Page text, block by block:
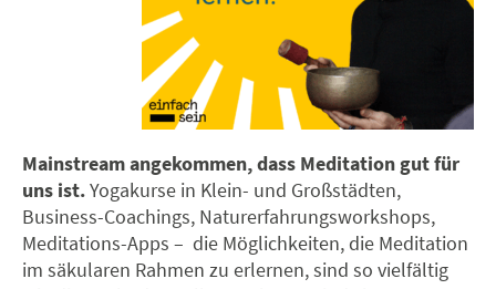
Mainstream angekommen, dass Meditation gut für
uns ist.Yogakurse in Klein- und Großstädten,
Business-Coachings, Naturerfahrungsworkshops,
Meditations-Apps – die Möglichkeiten, die Meditation
im säkularen Rahmen zu erlernen, sind so vielfältig